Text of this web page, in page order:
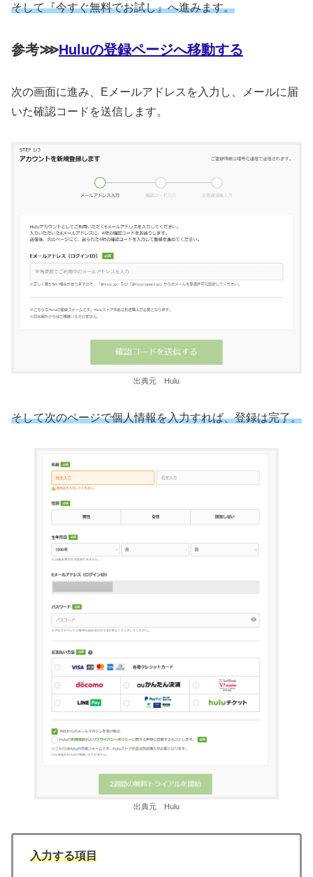
そして『今すぐ無料でお試し』へ進みます。
参考⋙Huluの登録ページへ移動する
次の画面に進み、Eメールアドレスを入力し、メールに届
いた確認コードを送信します。
出典元 Hulu
そして次のページで個人情報を入力すれば、登録は完了。
出典元 Hulu
入力する項目